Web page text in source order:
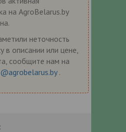
на AgroBelarus.by
неточность
в описании или цене,
сообщите нам на
.